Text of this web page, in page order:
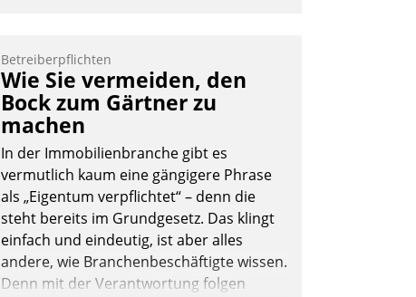
auf dem Laufenden bleiben, Daten
einsehen und ändern oder
Schadensmeldungen abgeben – rund um
die Uhr.
Andreas Lerchner
Betreiberpflichten
Wie Sie vermeiden, den
Bock zum Gärtner zu
machen
In der Immobilienbranche gibt es
vermutlich kaum eine gängigere Phrase
als „Eigentum verpflichtet“ – denn die
steht bereits im Grundgesetz. Das klingt
einfach und eindeutig, ist aber alles
andere, wie Branchenbeschäftigte wissen.
Denn mit der Verantwortung folgen